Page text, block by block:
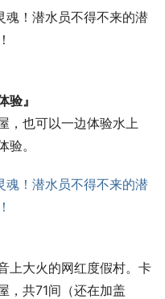
验』
，也可以一边体验水上
。
上大火的网红度假村。卡
，共71间（还在加盖